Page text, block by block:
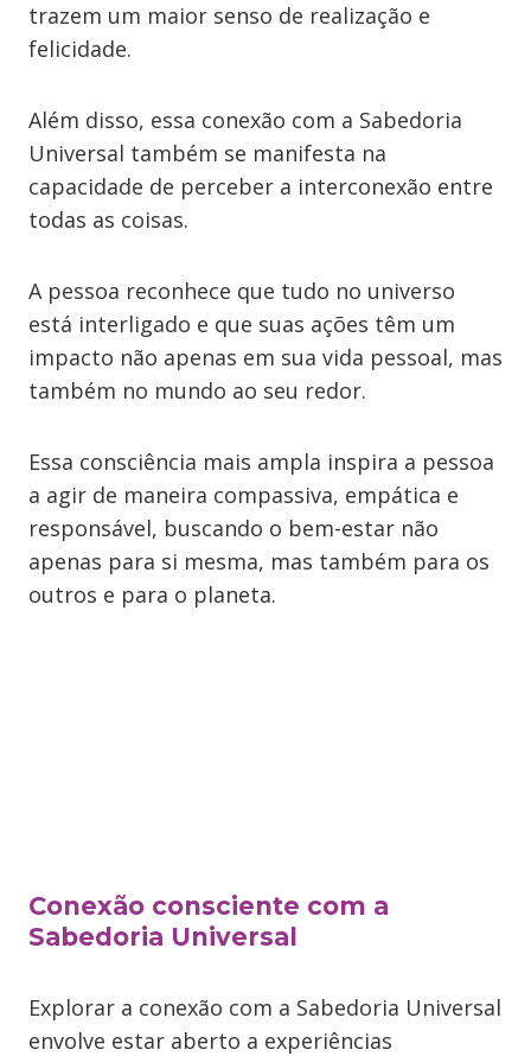
trazem um maior senso de realização e
felicidade.
Além disso, essa conexão com a Sabedoria
Universal também se manifesta na
capacidade de perceber a interconexão entre
todas as coisas.
A pessoa reconhece que tudo no universo
está interligado e que suas ações têm um
impacto não apenas em sua vida pessoal, mas
também no mundo ao seu redor.
Essa consciência mais ampla inspira a pessoa
a agir de maneira compassiva, empática e
responsável, buscando o bem-estar não
apenas para si mesma, mas também para os
outros e para o planeta.
Conexão consciente com a
Sabedoria Universal
Explorar a conexão com a Sabedoria Universal
envolve estar aberto a experiências